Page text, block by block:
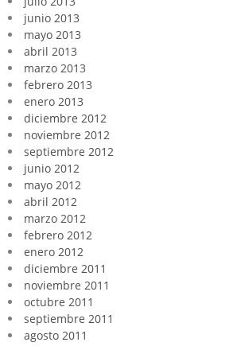
junio 2013
mayo 2013
abril 2013
marzo 2013
febrero 2013
enero 2013
diciembre 2012
noviembre 2012
septiembre 2012
junio 2012
mayo 2012
abril 2012
marzo 2012
febrero 2012
enero 2012
diciembre 2011
noviembre 2011
octubre 2011
septiembre 2011
agosto 2011